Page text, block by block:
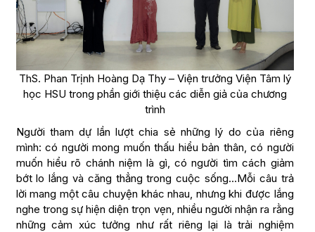
ThS. Phan Trịnh Hoàng Dạ Thy – Viện trưởng Viện Tâm lý
học HSU trong phần giới thiệu các diễn giả của chương
trình
Người tham dự lần lượt chia sẻ những lý do của riêng
mình: có người mong muốn thấu hiểu bản thân, có người
muốn hiểu rõ chánh niệm là gì, có người tìm cách giảm
bớt lo lắng và căng thẳng trong cuộc sống…Mỗi câu trả
lời mang một câu chuyện khác nhau, nhưng khi được lắng
nghe trong sự hiện diện trọn vẹn, nhiều người nhận ra rằng
những cảm xúc tưởng như rất riêng lại là trải nghiệm